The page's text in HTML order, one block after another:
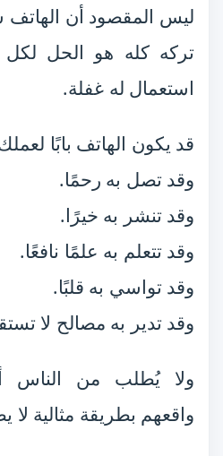
ليس المقصود أن
تركه كله هو الحل
استعمال له غفلة.
قد يكون الهاتف بابًا
وقد تصل به رحمًا.
وقد تنشر به خيرًا.
وقد تتعلم به علمًا نافعًا.
وقد تواسي به قلبًا.
وقد تدير به مصالح لا
ولا يُطلب من الناس
واقعهم بطريقة مثالية لا